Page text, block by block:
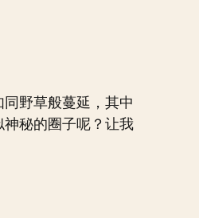
野草般蔓延，其中
秘的圈子呢？让我